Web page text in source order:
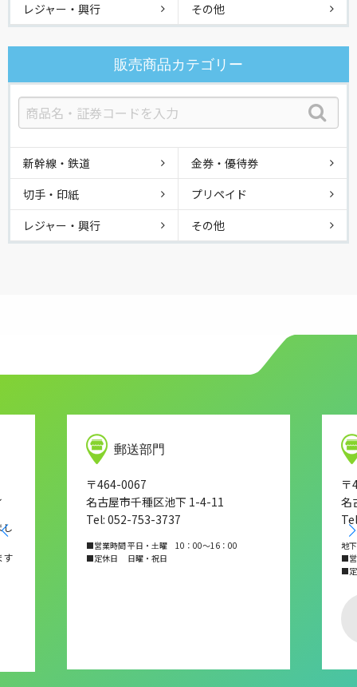
レジャー・興行
その他
販売商品カテゴリー
新幹線・鉄道
金券・優待券
切手・印紙
プリペイド
レジャー・興行
その他
し
す
郵送部門
〒464-0067
名古屋市千種区池下 1-4-11
Tel: 052-753-3737
■営業時間 平日・土曜 10：00～16：00
■定休日 日曜・祝日
〒
名
地
■営
■